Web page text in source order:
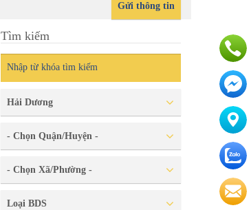
Gửi thông tin
Tìm kiếm
Hải Dương
- Chọn Quận/Huyện -
- Chọn Xã/Phường -
Loại BDS